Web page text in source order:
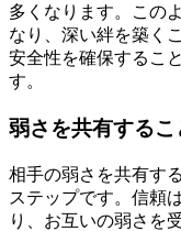
多くなります。この
なり、深い絆を築く
安全性を確保するこ
す。
弱さを共有する
相手の弱さを共有す
ステップです。信頼
り、お互いの弱さを